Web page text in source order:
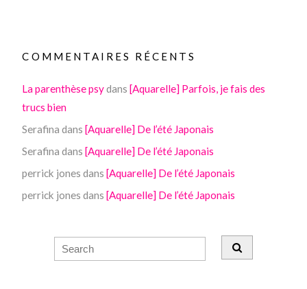
COMMENTAIRES RÉCENTS
La parenthèse psydans [Aquarelle] Parfois, je fais des
trucs bien
Serafina dans [Aquarelle] De l’été Japonais
Serafina dans [Aquarelle] De l’été Japonais
perrick jones dans [Aquarelle] De l’été Japonais
perrick jones dans [Aquarelle] De l’été Japonais